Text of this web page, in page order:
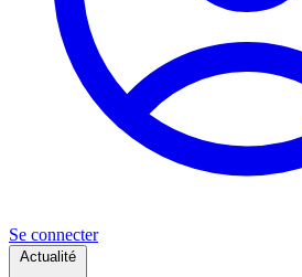
Se connecter
Actualité